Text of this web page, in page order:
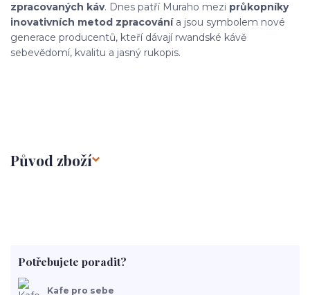
zpracovaných káv. Dnes patří Muraho mezi průkopníky
inovativních metod zpracovánía jsou symbolem nové
generace producentů, kteří dávají rwandské kávě
sebevědomí, kvalitu a jasný rukopis.
Původ zboží
Potřebujete poradit?
Kafe pro sebe